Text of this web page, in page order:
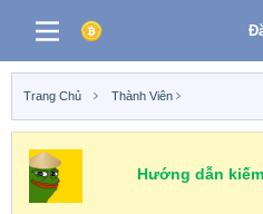
Trang Chủ Thành Viên
Hướng dẫn